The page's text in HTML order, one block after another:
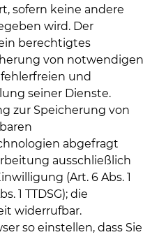
sofern keine andere
wird. Der
berechtigtes
von notwendigen
und
seiner Dienste.
zur Speicherung von
abgefragt
ausschließlich
(Art. 6 Abs. 1
1 TTDSG); die
widerrufbar.
so einstellen, dass Sie